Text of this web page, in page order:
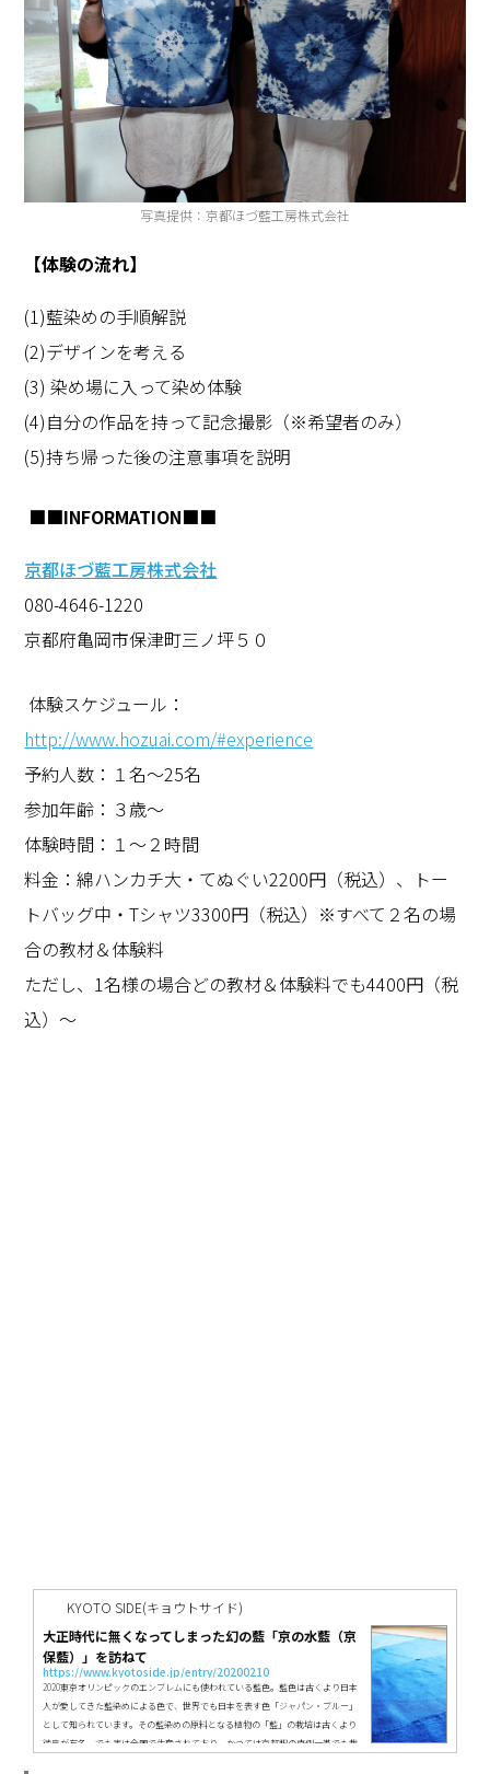
写真提供：京都ほづ藍工房株式会社
【体験の流れ】
(1)藍染めの手順解説
(2)デザインを考える
(3)染め場に入って染め体験
(4)自分の作品を持って記念撮影（※希望者のみ）
(5)持ち帰った後の注意事項を説明
■■INFORMATION■■
京都ほづ藍工房株式会社
080-4646-1220
京都府亀岡市保津町三ノ坪５０
体験スケジュール：
http://www.hozuai.com/#experience
予約人数：１名～25名
参加年齢：３歳～
体験時間：１～２時間
料金：綿ハンカチ大・てぬぐい2200円（税込）、トー
トバッグ中・Tシャツ3300円（税込）※すべて２名の場
合の教材＆体験料
ただし、 1名様の場合どの教材＆体験料でも4400円（税
込）～
KYOTO SIDE(キョウトサイド)
大正時代に無くなってしまった幻の藍「京の水藍（京
保藍）」を訪ねて
https://www.kyotoside.jp/entry/20200210
2020東京オリンピックのエンブレムにも使われている藍色。藍色は古くより日本
人が愛してきた藍染めによる色で、世界でも日本を表す色「ジャパン・ブルー」
として知られています。その藍染めの原料となる植物の「藍」の栽培は古くより
徳島が有名。でも実は全国で生産されており、かつては京都駅の南側一帯でも栽